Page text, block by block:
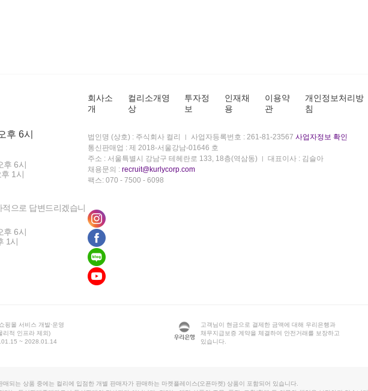
후 6시
후 6시
1시
으로 답변드리겠습니
후 6시
1시
회사소
개
컬리소개영
상
투자정
보
인재채
용
이용약
관
개인정보처리방
침
법인명 (상호) : 주식회사 컬리 사업자등록번호 : 261-81-23567 사업자정보 확인
통신판매업 : 제 2018-서울강남-01646 호
주소 : 서울특별시 강남구 테헤란로 133, 18층(역삼동)
대표이사 : 김슬아
채용문의 : recruit@kurlycorp.com
팩스: 070 - 7500 - 6098
핑몰 서비스 개발·운영
리적 인프라 제외)
~ 2028.01.14
고객님이 현금으로 결제한 금액에 대해 우리은행과
채무지급보증 계약을 체결하여 안전거래를 보장하고
있습니다.
매되는 상품 중에는 컬리에 입점한 개별 판매자가 판매하는 마켓플레이스(오픈마켓) 상품이 포함되어 있습니다.